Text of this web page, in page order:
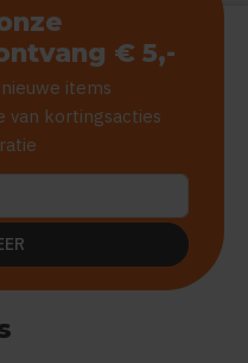
€ 5,-
items
van kortingsacties